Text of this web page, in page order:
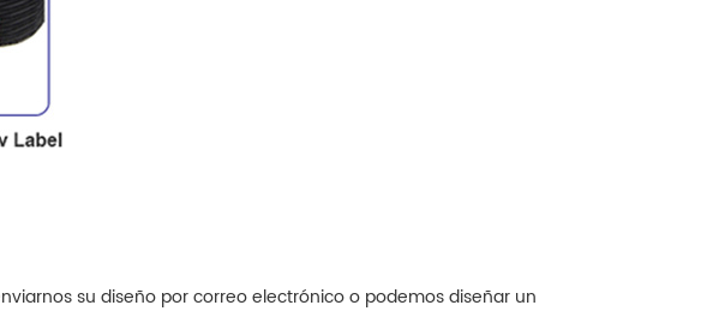
su diseño por correo electrónico o podemos diseñar un